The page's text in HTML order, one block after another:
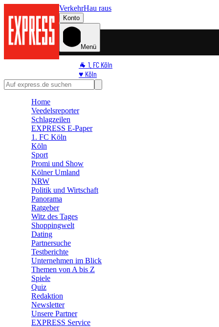
VerkehrHau raus
Konto
Menü
🐐 1. FC Köln
♥️ Köln
⭐ Promi
🛒 Shoppingwelt
Home
Veedelsreporter
Schlagzeilen
EXPRESS E-Paper
1. FC Köln
Köln
Sport
Promi und Show
Kölner Umland
NRW
Politik und Wirtschaft
Panorama
Ratgeber
Witz des Tages
Shoppingwelt
Dating
Partnersuche
Testberichte
Unternehmen im Blick
Themen von A bis Z
Spiele
Quiz
Redaktion
Newsletter
Unsere Partner
EXPRESS Service